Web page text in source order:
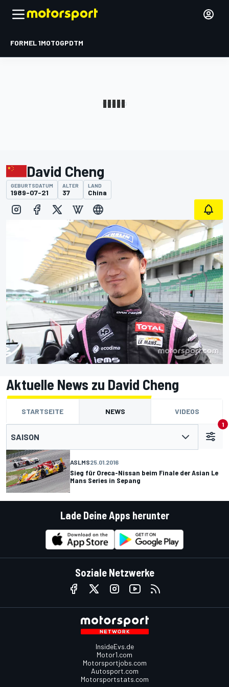
FORMEL 1MOTOGPDTM
David Cheng
GEBURTSDATUM
1989-07-21
ALTER
37
LAND
China
Aktuelle News zu David Cheng
STARTSEITE NEWS VIDEOS
SAISON
1
ASLMS25.01.2016
Sieg für Oreca-Nissan beim Finale der Asian Le
Mans Series in Sepang
Lade Deine Apps herunter
Soziale Netzwerke
InsideEvs.de
Motor1.com
Motorsportjobs.com
Autosport.com
Motorsportstats.com